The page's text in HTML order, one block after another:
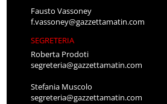
Fausto Vassoney
f.vassoney@gazzettamatin.com
SEGRETERIA
Roberta Prodoti
segreteria@gazzettamatin.com
Stefania Muscolo
segreteria@gazzettamatin.com